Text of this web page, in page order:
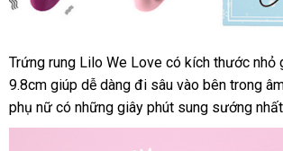
Trứng rung Lilo We Love có kích thước nhỏ
9.8cm giúp dễ dàng đi sâu vào bên trong
phụ nữ có nước
ngoài
những giây phút sung sướng